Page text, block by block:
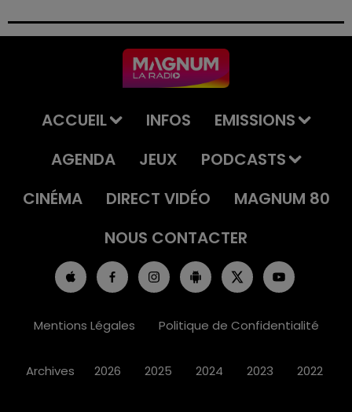
permis et la confiscation de son véhicule.
ACCUEIL INFOS
EMISSIONS
AGENDA
JEUX
PODCASTS
CINÉMA
DIRECT VIDÉO
MAGNUM 80
NOUS CONTACTER
Mentions Légales Politique de Confidentialité
Archives 2026 2025 2024 2023 2022